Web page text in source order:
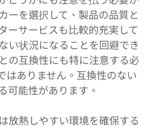
ーを選択して、製品の品質と
ーサービスも比較的充実して
い状況になることを回避でき
の互換性にも特に注意する必
はありません。互換性のない
可能性があります。
放熱しやすい環境を確保する